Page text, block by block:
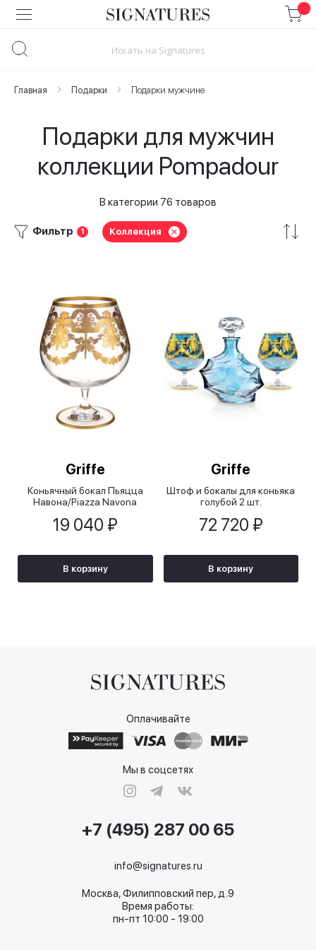
Skip
to
Главная Подарки Подарки мужчине
Подарки для мужчин
коллекции Pompadour
В категории 76 товаров
Фильтр 1 Коллекция
Griffe
Коньячный бокал Пьяцца
Навона/Piazza Navona
19 040 ₽
В корзину
Griffe
Штоф и бокалы для коньяка
голубой 2 шт.
72 720 ₽
В корзину
Оплачивайте
Мы в соцсетях
+7 (495) 287 00 65
info@signatures.ru
Москва, Филипповский пер, д.9
Время работы:
пн-пт 10:00 - 19:00